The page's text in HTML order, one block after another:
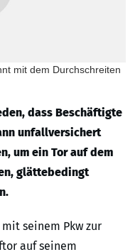
mit dem Durchschreiten
dass Beschäftigte
unfallversichert
um ein Tor auf dem
glättebedingt
seinem Pkw zur
auf seinem